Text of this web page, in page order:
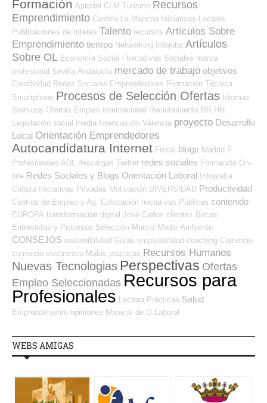
Formación Aprodel CLM Turismo Recursos
Emprendimiento Castilla La Mancha Iniciativas Locales
Publicaciones de Interés Talento recursos Artículos Sobre
Emprendimiento tiempo Networking Infojobs Artículos
Sobre OL Economía Social - Iniciativas Sociales marca
profesional Sevilla Andalucía mercado de trabajo objetivos
Creatividad Redes Sociales Emprendedores Formación Técnica
Smartphone Procesos de Selección Ofertas Idiomas
Start-ups Ofertas Empleo Internacional Reclutamiento RR.HH.
Legislación social media financiación Valencia proyecto Desarrollo
Local Orientación Emprendedores
Autocandidatura Internet Fiscal blogs Madrid F
Profesionales ADL
descargas Twitter redes sociales Formación On-
line Redes Sociales y Blogs Orientación Laboral Infografía
Cultura Iniciativas Privadas Motivación DIVERSIDAD Productividad
Centros de Empleo y Ag. Colocación Iniciativas Públicas contenido
EUROPA transformación digital José Carlos clientes Becas
Entrevistas y Procesos Selección Murcia Medio Ambiente
CONSEJOS sostenibilidad Guías empleabilidad coaching Comercio
comercio electrónico Malas prácticas Recursos Humanos
Nuevas Tecnologias Perspectivas Ofertas
Empleo Seleccionadas Recursos para
Profesionales Lectura Prácticas Salud
Emprendimiento opiniones Material de O.Laboral
WEBS AMIGAS